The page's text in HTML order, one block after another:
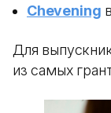
Chevening
Для
из самых